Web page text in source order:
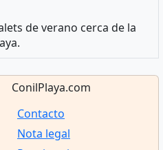
de verano cerca de la
ConilPlaya.com
Contacto
Nota legal